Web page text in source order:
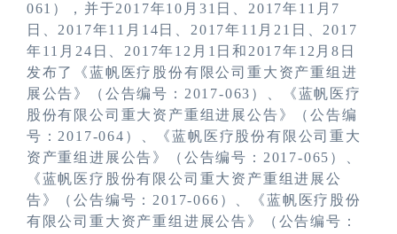
061 ），并于2017年10 月 31 日、 2017年11月7
日、2017年11月14日、2017年11月21日、2017
年11月24日、2017年12月1日和2017年12月8日
发布了《蓝帆医疗股份有限公司重大资产重组进
展公告》（公告编号： 2017-063 ）、《蓝帆医疗
股份有限公司重大资产重组进展公告》（公告编
号： 2017-064）、《蓝帆医疗股份有限公司重大
资产重组进展公告》（公告编号： 2017-065）、
《蓝帆医疗股份有限公司重大资产重组进展公
告》（公告编号： 2017-066）、《蓝帆医疗股份
有限公司重大资产重组进展公告》（公告编号：